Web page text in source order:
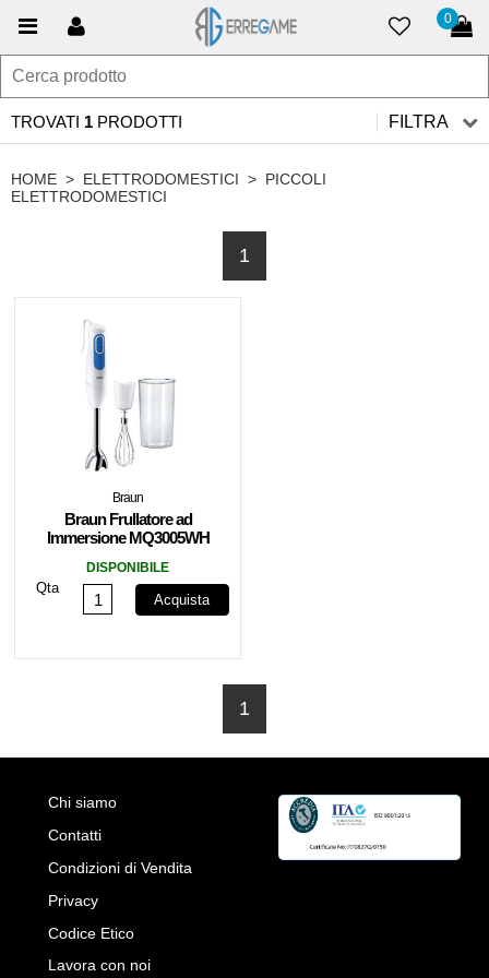
0
TROVATI 1 PRODOTTI FILTRA
HOME > ELETTRODOMESTICI > PICCOLI
ELETTRODOMESTICI
1
Braun
Braun Frullatore ad
Immersione MQ3005WH
Bianco/Blu
DISPONIBILE
Qta
Acquista
1
Chi siamo
Contatti
Condizioni di Vendita
Privacy
Codice Etico
Lavora con noi